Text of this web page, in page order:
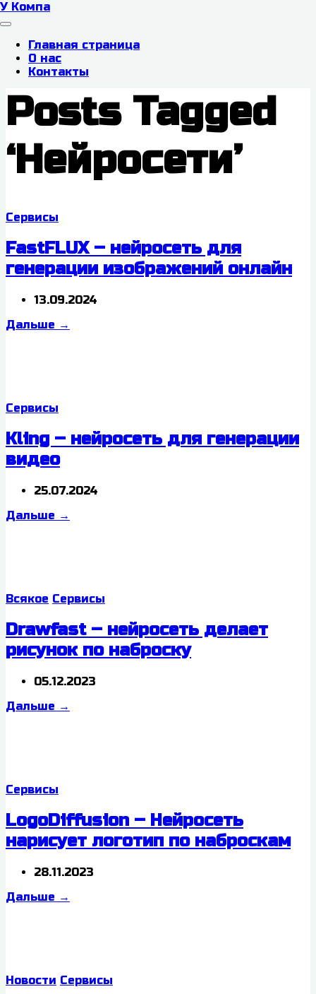
У Компа
Главная страница
О нас
Контакты
Posts Tagged
‘Нейросети’
Сервисы
FastFLUX – нейросеть для
генерации изображений онлайн
13.09.2024
Дальше →
Сервисы
Kling – нейросеть для генерации
видео
25.07.2024
Дальше →
Всякое Сервисы
Drawfast – нейросеть делает
рисунок по наброску
05.12.2023
Дальше →
Сервисы
LogoDiffusion – Нейросеть
нарисует логотип по наброскам
28.11.2023
Дальше →
Новости Сервисы